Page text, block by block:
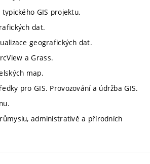
GIS projektu.
dat.
geografických dat.
a Grass.
map.
pro GIS. Provozování a údržba GIS.
administrativě a přírodních